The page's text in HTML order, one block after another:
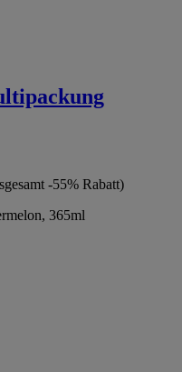
-55% Rabatt)
365ml